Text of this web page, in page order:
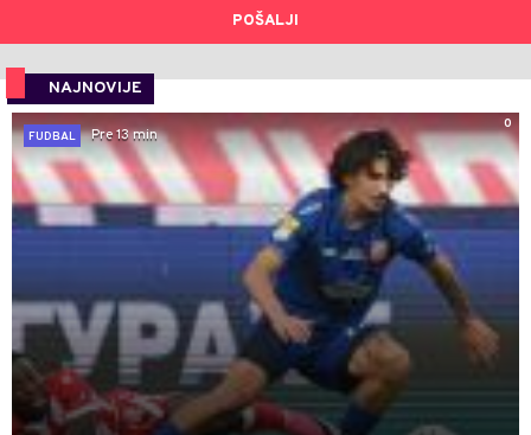
POŠALJI
NAJNOVIJE
0
FUDBAL
Pre 13 min